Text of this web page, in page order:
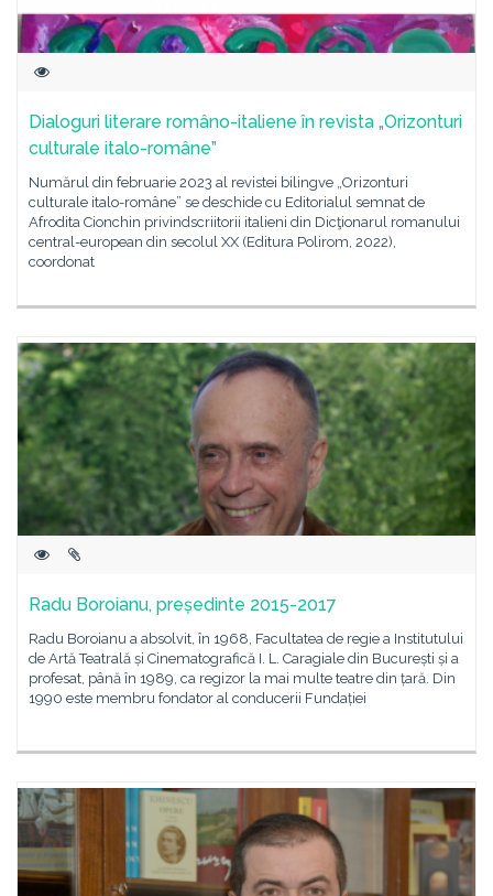
Dialoguri literare româno-italiene în revista „Orizonturi
culturale italo-române”
Numărul din februarie 2023 al revistei bilingve „Orizonturi
culturale italo-române” se deschide cu Editorialul semnat de
Afrodita Cionchin privindscriitorii italieni din Dicţionarul romanului
central-european din secolul XX (Editura Polirom, 2022),
coordonat
Radu Boroianu, președinte 2015-2017
Radu Boroianu a absolvit, în 1968, Facultatea de regie a Institutului
de Artă Teatrală și Cinematografică I. L. Caragiale din București și a
profesat, până în 1989, ca regizor la mai multe teatre din țară. Din
1990 este membru fondator al conducerii Fundației